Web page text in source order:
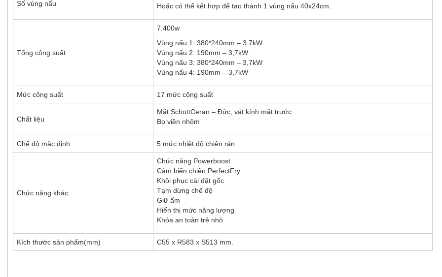
Số vùng nấu
Hoặc có thể kết hợp để tạo thành 1 vùng nấu 40x24cm.
Tổng công suất
7.400w
Vùng nấu 1: 380*240mm – 3.7kW
Vùng nấu 2: 190mm – 3,7kW
Vùng nấu 3: 380*240mm – 3,7kW
Vùng nấu 4: 190mm – 3,7kW
Mức công suất 17 mức công suất
Chất liệu
Mặt SchottCeran – Đức, vát kính mặt trước
Bo viền nhôm
Chế độ mặc định 5 mức nhiệt độ chiên rán
Chức năng khác
Chức năng Powerboost
Cảm biến chiên PerfectFry
Khôi phục cài đặt gốc
Tạm dừng chế độ
Giữ ấm
Hiển thị mức năng lượng
Khóa an toàn trẻ nhỏ
Kích thước sản phẩm(mm) C55 x R583 x S513 mm.